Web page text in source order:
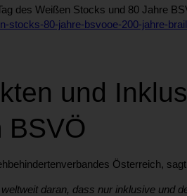
des Weißen Stocks und 80 Jahre
stocks-80-jahre-bsvooe-200-jahre-
und
BSVÖ
Österreich, sagt
daran, dass nur inklusive und